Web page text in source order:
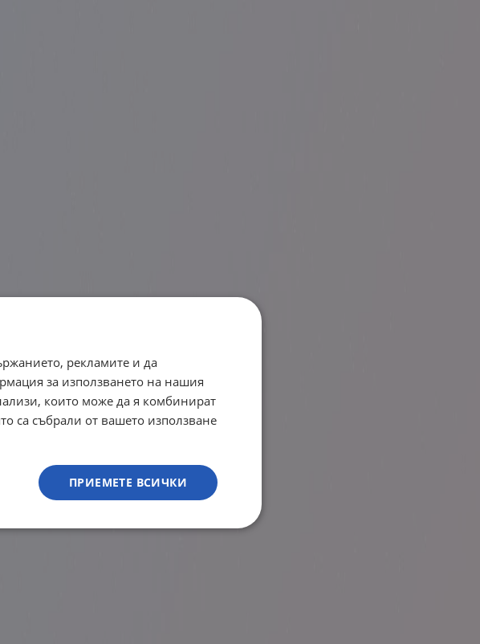
рекламите и да
за използването на нашия
които може да я комбинират
са събрали от вашето използване
ПРИЕМЕТЕ ВСИЧКИ